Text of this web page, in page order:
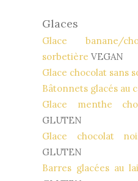
Glaces
Glace banane/
sorbetière VEGAN
Glace chocolat sans
Bâtonnets glacés au
Glace menthe
GLUTEN
Glace chocolat
GLUTEN
Barres glacées au